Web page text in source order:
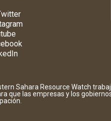
Sahara Resource Watch
que las empresas y los